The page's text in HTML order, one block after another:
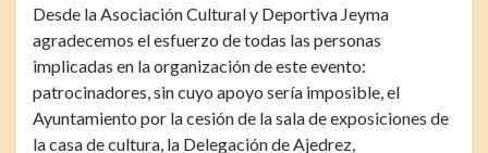
Desde la Asociación Cultural y Deportiva Jeyma
agradecemos el esfuerzo de todas las personas
implicadas en la organización de este evento:
patrocinadores, sin cuyo apoyo sería imposible, el
Ayuntamiento por la cesión de la sala de exposiciones de
la casa de cultura, la Delegación de Ajedrez,